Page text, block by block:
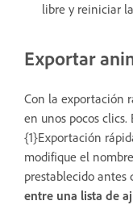
libre y reiniciar
Exportar
Con la exportación
en unos pocos
{1}Exportación
modifique el
prestablecido antes
entre una lista de